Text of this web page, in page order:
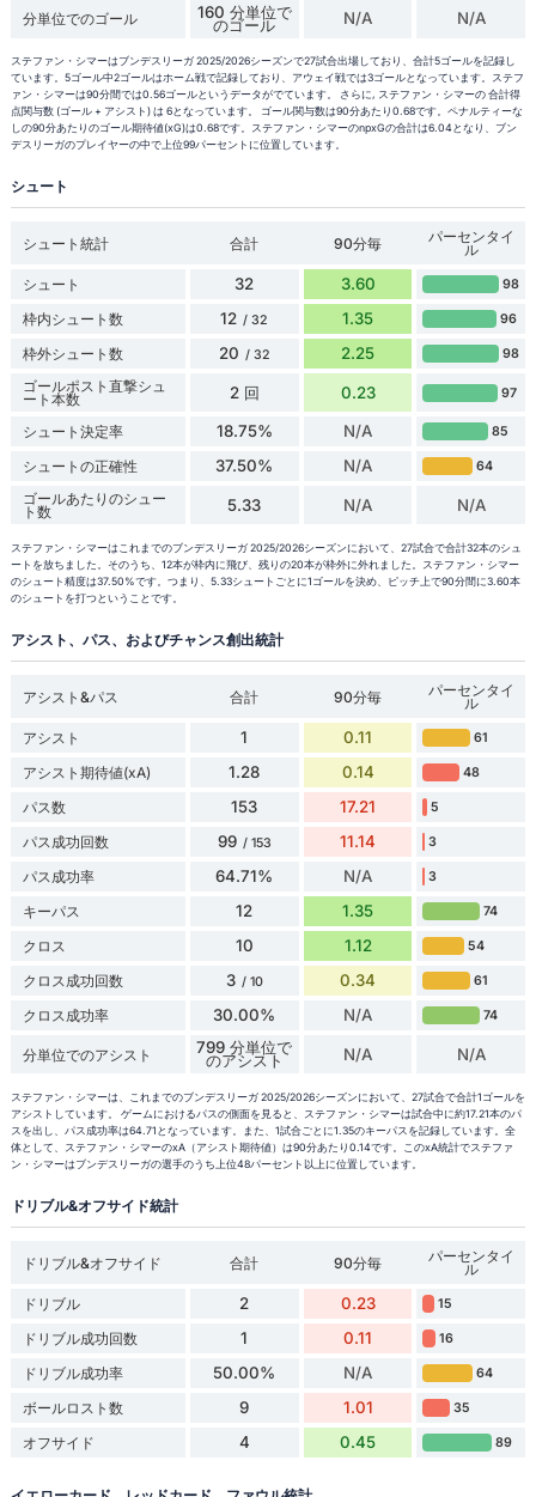
分単位でのゴール 160 分単位で
のゴール N/A N/A
ステファン・シマーはブンデスリーガ 2025/2026シーズンで27試合出場しており、合計5ゴールを記録し
ています。5ゴール中2ゴールはホーム戦で記録しており、アウェイ戦では3ゴールとなっています。ステフ
ァン・シマーは90分間では0.56ゴールというデータがでています。 さらに, ステファン・シマーの 合計得
点関与数 (ゴール + アシスト) は 6となっています。 ゴール関与数は90分あたり0.68です。ペナルティーな
しの90分あたりのゴール期待値(xG)は0.68です。ステファン・シマーのnpxGの合計は6.04となり、ブン
デスリーガのプレイヤーの中で上位99パーセントに位置しています。
シュート
シュート統計 合計 90分毎 パーセンタイ
ル
シュート
32 3.60 98
枠内シュート数 12 / 32 1.35 96
枠外シュート数 20 / 32 2.25 98
ゴールポスト直撃シュ
ート本数 2 回 0.23 97
シュート決定率 18.75% N/A 85
シュートの正確性 37.50% N/A 64
ゴールあたりのシュー
ト数 5.33 N/A N/A
ステファン・シマーはこれまでのブンデスリーガ 2025/2026シーズンにおいて、27試合で合計32本のシュ
ートを放ちました。そのうち、12本が枠内に飛び、残りの20本が枠外に外れました。ステファン・シマー
のシュート精度は37.50%です。つまり、5.33シュートごとに1ゴールを決め、ピッチ上で90分間に3.60本
のシュートを打つということです。
アシスト、パス、およびチャンス創出統計
アシスト&パス 合計 90分毎 パーセンタイ
ル
アシスト
1 0.11 61
アシスト期待値(xA) 1.28 0.14 48
パス数 153 17.21 5
パス成功回数 99 / 153 11.14 3
パス成功率 64.71% N/A 3
キーパス 12 1.35 74
クロス 10 1.12 54
クロス成功回数 3 / 10 0.34 61
クロス成功率 30.00% N/A 74
分単位でのアシスト 799 分単位で
のアシスト N/A N/A
ステファン・シマーは、これまでのブンデスリーガ 2025/2026シーズンにおいて、27試合で合計1ゴールを
アシストしています。 ゲームにおけるパスの側面を見ると、ステファン・シマーは試合中に約17.21本のパ
スを出し、パス成功率は64.71となっています。また、1試合ごとに1.35のキーパスを記録しています。全
体として、ステファン・シマーのxA（アシスト期待値）は90分あたり0.14です。このxA統計でステファ
ン・シマーはブンデスリーガの選手のうち上位48パーセント以上に位置しています。
ドリブル&オフサイド統計
ドリブル&オフサイド 合計 90分毎 パーセンタイ
ル
ドリブル
2 0.23 15
ドリブル成功回数 1 0.11 16
ドリブル成功率 50.00% N/A 64
ボールロスト数 9 1.01 35
オフサイド 4 0.45 89